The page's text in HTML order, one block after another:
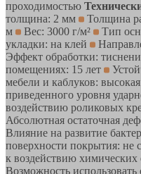
проходимостью
толщина: 2 мм
Толщина
м
Вес: 3000 г/м² Тип
укладки: на клей
Эффект обработки:
помещениях: 15 лет
мебели и каблуков:
приведенного уровня
воздействию роликовых
Абсолютная остаточная
Влияние на развитие
поверхности покрытия: не
к воздействию
Возможность